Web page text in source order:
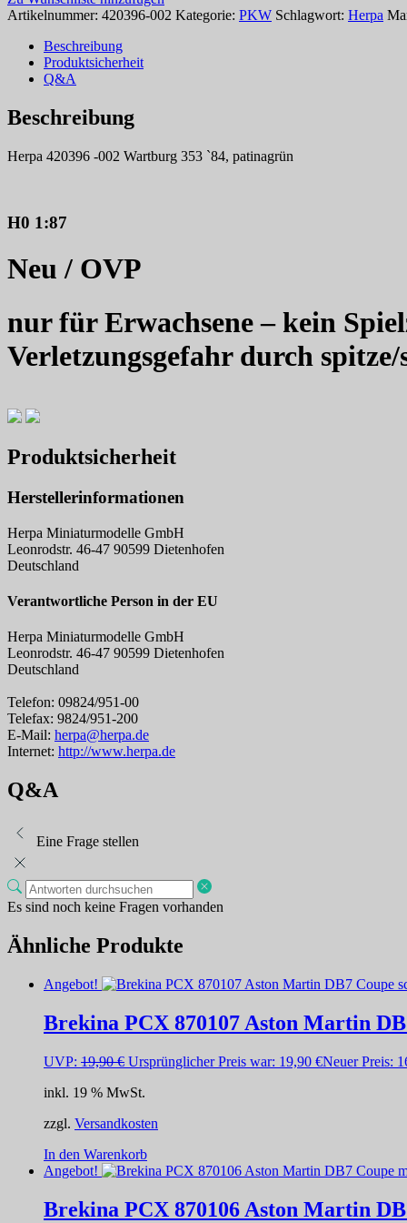
Artikelnummer: 420396-002 Kategorie: PKW Schlagwort: Herpa
Beschreibung
Produktsicherheit
Q&A
Beschreibung
Herpa 420396 -002 Wartburg 353 `84, patinagrün
H0 1:87
Neu / OVP
nur für Erwachsene – kein
Verletzungsgefahr durch
Produktsicherheit
Herstellerinformationen
Herpa Miniaturmodelle GmbH
Leonrodstr. 46-47 90599 Dietenhofen
Deutschland
Verantwortliche Person in der EU
Herpa Miniaturmodelle GmbH
Leonrodstr. 46-47 90599 Dietenhofen
Deutschland
Telefon: 09824/951-00
Telefax: 9824/951-200
E-Mail: herpa@herpa.de
Internet: http://www.herpa.de
Q&A
Eine Frage stellen
Es sind noch keine Fragen vorhanden
Ähnliche Produkte
Angebot!
Brekina PCX 870107 Aston Martin
UVP: 19,90€ Ursprünglicher Preis war: 19,90 €Neuer Preis:
inkl. 19 % MwSt.
zzgl. Versandkosten
In den Warenkorb
Angebot!
Brekina PCX 870106 Aston Martin